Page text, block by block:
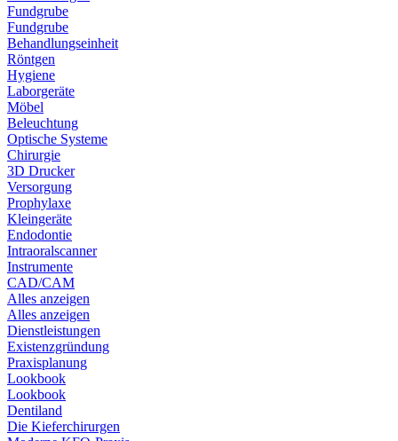
Fundgrube
Fundgrube
Behandlungseinheit
Röntgen
Hygiene
Laborgeräte
Möbel
Beleuchtung
Optische Systeme
Chirurgie
3D Drucker
Versorgung
Prophylaxe
Kleingeräte
Endodontie
Intraoralscanner
Instrumente
CAD/CAM
Alles anzeigen
Alles anzeigen
Dienstleistungen
Existenzgründung
Praxisplanung
Lookbook
Lookbook
Dentiland
Die Kieferchirurgen